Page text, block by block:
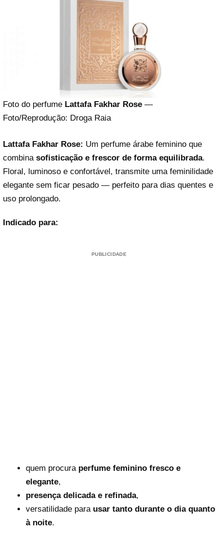
Foto do perfume Lattafa Fakhar Rose —
Foto/Reprodução: Droga Raia
Lattafa Fakhar Rose: Um perfume árabe feminino que
combina sofisticação e frescor de forma equilibrada.
Floral, luminoso e confortável, transmite uma feminilidade
elegante sem ficar pesado — perfeito para dias quentes e
uso prolongado.
Indicado para:
PUBLICIDADE
quem procura perfume feminino fresco e
elegante,
presença delicada e refinada,
versatilidade para usar tanto durante o dia quanto
à noite.